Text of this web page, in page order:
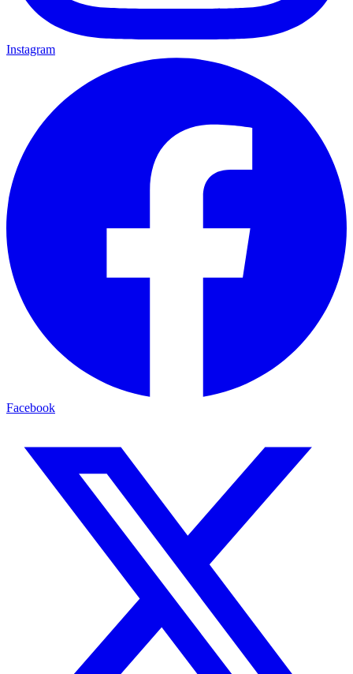
Instagram
Facebook